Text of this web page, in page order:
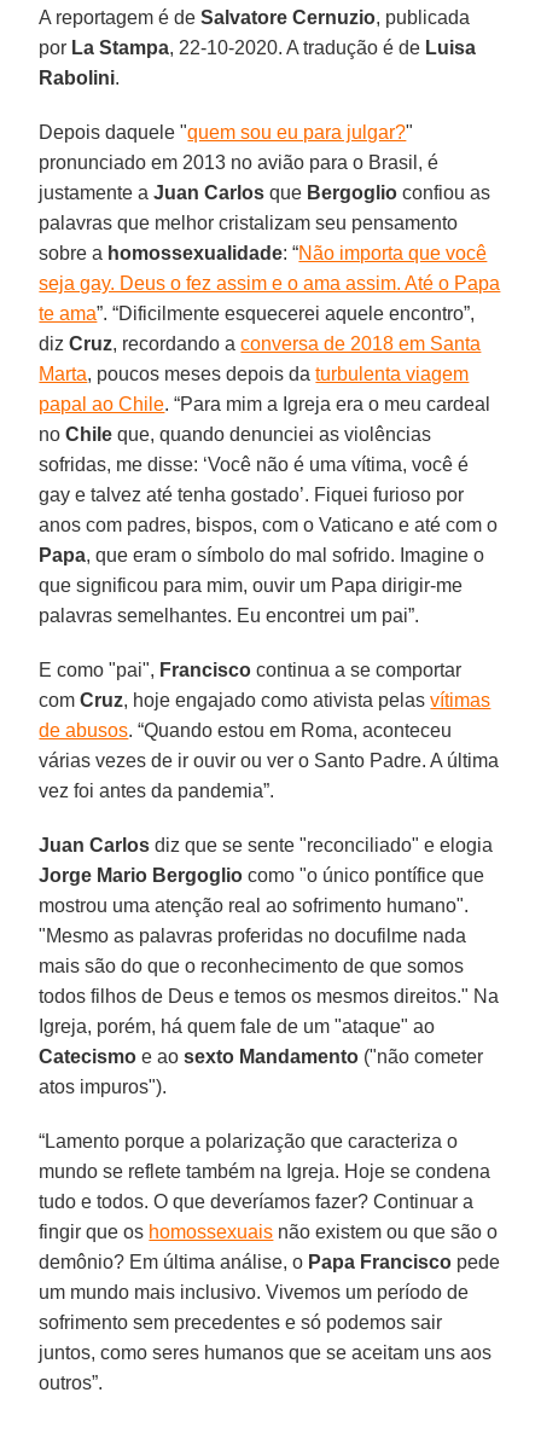
A reportagem é deSalvatore Cernuzio, publicada
por La Stampa, 22-10-2020. A tradução é de Luisa
Rabolini.
Depois daquele "quem sou eu para julgar?"
pronunciado em 2013 no avião para o Brasil, é
justamente aJuan Carlos que Bergoglio confiou as
palavras que melhor cristalizam seu pensamento
sobre a homossexualidade: “Não importa que você
seja gay. Deus o fez assim e o ama assim. Até o Papa
te ama”. “Dificilmente esquecerei aquele encontro”,
dizCruz, recordando aconversa de 2018 em Santa
Marta, poucos meses depois daturbulenta viagem
papal ao Chile. “Para mim a Igreja era o meu cardeal
noChile que, quando denunciei as violências
sofridas, me disse: ‘Você não é uma vítima, você é
gay e talvez até tenha gostado’. Fiquei furioso por
anos com padres, bispos, com o Vaticano e até com o
Papa, que eram o símbolo do mal sofrido. Imagine o
que significou para mim, ouvir um Papa dirigir-me
palavras semelhantes. Eu encontrei um pai”.
E como "pai", Francisco continua a se comportar
comCruz, hoje engajado como ativista pelasvítimas
de abusos. “Quando estou em Roma, aconteceu
várias vezes de ir ouvir ou ver o Santo Padre. A última
vez foi antes da pandemia”.
Juan Carlos diz que se sente "reconciliado" e elogia
Jorge Mario Bergoglio como "o único pontífice que
mostrou uma atenção real ao sofrimento humano".
"Mesmo as palavras proferidas no docufilme nada
mais são do que o reconhecimento de que somos
todos filhos de Deus e temos os mesmos direitos." Na
Igreja, porém, há quem fale de um "ataque" ao
Catecismo e aosexto Mandamento ("não cometer
atos impuros").
“Lamento porque a polarização que caracteriza o
mundo se reflete também na Igreja. Hoje se condena
tudo e todos. O que deveríamos fazer? Continuar a
fingir que os homossexuais não existem ou que são o
demônio? Em última análise, o Papa Francisco pede
um mundo mais inclusivo. Vivemos um período de
sofrimento sem precedentes e só podemos sair
juntos, como seres humanos que se aceitam uns aos
outros”.